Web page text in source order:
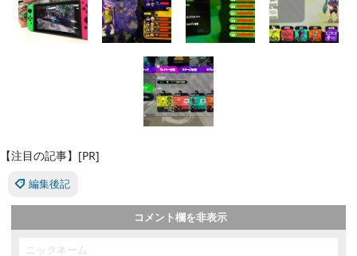
【注目の記事】[PR]
編集後記
コメント欄を非表示